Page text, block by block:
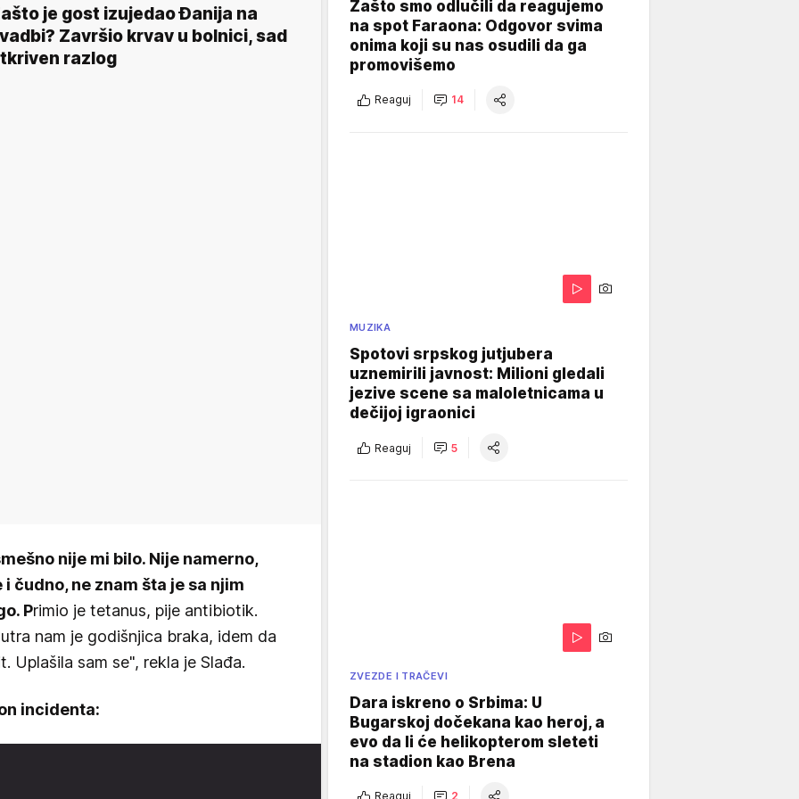
je gost izujedao Đanija na
Završio krvav u bolnici, sad
razlog
nije mi bilo. Nije namerno,
čudno, ne znam šta je sa njim
Primio je tetanus, pije antibiotik.
nam je godišnjica braka, idem da
Uplašila sam se", rekla je Slađa.
incidenta:
Zašto smo odlučili da reagujemo
na spot Faraona: Odgovor svima
onima koji su nas osudili da ga
promovišemo
Reaguj 14
MUZIKA
Spotovi srpskog jutjubera
uznemirili javnost: Milioni gledali
jezive scene sa maloletnicama u
dečijoj igraonici
Reaguj 5
ZVEZDE I TRAČEVI
Dara iskreno o Srbima: U
Bugarskoj dočekana kao heroj, a
evo da li će helikopterom sleteti
na stadion kao Brena
Reaguj 2